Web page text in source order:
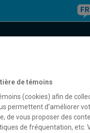
FR
de témoins
(cookies) afin de
permettent d’améliorer
de vous proposer des
de fréquentation, etc.